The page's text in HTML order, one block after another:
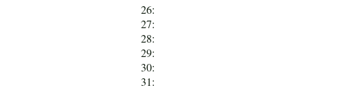
26:
27:
28:
29:
30:
31: